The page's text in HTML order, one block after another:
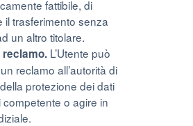
fattibile, di
il trasferimento senza
un altro titolare.
L’Utente può
reclamo all’autorità di
protezione dei dati
o agire in